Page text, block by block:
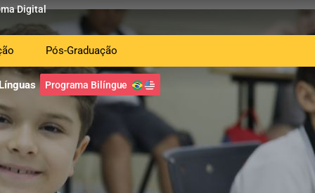
Digital
Pós-Graduação
Programa Bilíngue